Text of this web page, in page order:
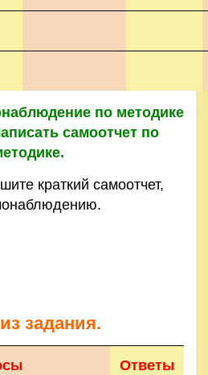
по методике
самоотчет по
краткий самоотчет,
задания.
Ответы